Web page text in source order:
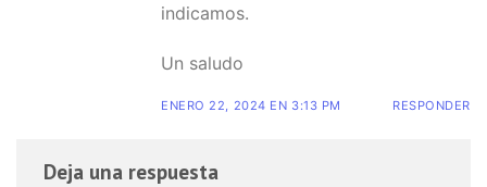
indicamos.
Un saludo
ENERO 22, 2024 EN 3:13 PM RESPONDER
Deja una respuesta